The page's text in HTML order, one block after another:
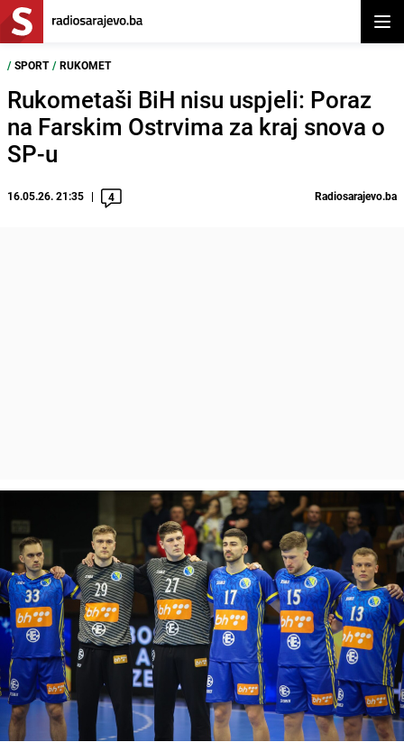
/ SPORT / RUKOMET
Rukometaši BiH nisu uspjeli: Poraz
na Farskim Ostrvima za kraj snova o
SP-u
16.05.26. 21:35 4 Radiosarajevo.ba